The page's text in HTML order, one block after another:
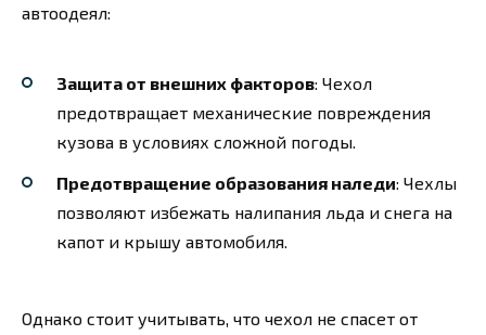
автоодеял:
Защита от внешних факторов: Чехол
предотвращает механические повреждения
кузова в условиях сложной погоды.
Предотвращение образования наледи: Чехлы
позволяют избежать налипания льда и снега на
капот и крышу автомобиля.
Однако стоит учитывать, что чехол не спасет от